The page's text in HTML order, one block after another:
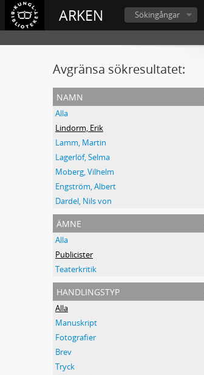
ARKEN Sökingångar
Avgränsa sökresultatet:
namn
Alla
Lindorm, Erik
Lamm, Martin
Lagerlöf, Selma
Moberg, Vilhelm
Engström, Albert
Dardel, Nils von
ämne
Alla
Publicister
Teaterkritik
handlingstyp
Alla
Manuskript
Fotografier
Brev
Tryck